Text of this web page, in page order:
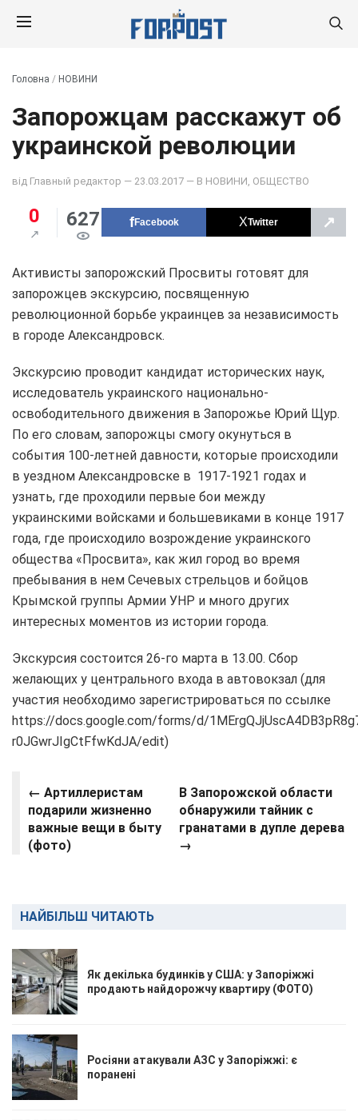
Головна / НОВИНИ
Запорожцам расскажут об
украинской революции
від Главный редактор — 23.03.2017 — В НОВИНИ ОБЩЕСТВО
0 627 Facebook Twitter ↗
Активисты запорожский Просвиты готовят для
запорожцев экскурсию, посвященную
революционной борьбе украинцев за независимость
в городе Александровск.
Экскурсию проводит кандидат исторических наук,
исследователь украинского национально-
освободительного движения в Запорожье Юрий Щур.
По его словам, запорожцы смогу окунуться в
события 100-летней давности, которые происходили
в уездном Александровске в 1917-1921 годах и
узнать, где проходили первые бои между
украинскими войсками и большевиками в конце 1917
года, где происходило возрождение украинского
общества «Просвита», как жил город во время
пребывания в нем Сечевых стрельцов и бойцов
Крымской группы Армии УНР и много других
интересных моментов из истории города.
Экскурсия состоится 26-го марта в 13.00. Сбор
желающих у центрального входа в автовокзал (для
участия необходимо зарегистрироваться по ссылке
https://docs.google.com/forms/d/
r0JGwrJIgCtFfwKdJA/edit)
← Артиллеристам
подарили жизненно
важные вещи в быту
(фото)
В Запорожской области
обнаружили тайник с
гранатами в дупле дерева
→
НАЙБІЛЬШ ЧИТАЮТЬ
Як декілька будинків у США: у Запоріжжі
продають найдорожчу квартиру (ФОТО)
Росіяни атакували АЗС у Запоріжжі: є
поранені